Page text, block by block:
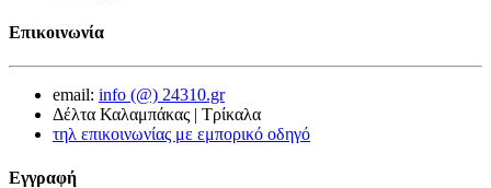
Επικοινωνία
email: info (@) 24310.gr
Δέλτα Καλαμπάκας | Τρίκαλα
τηλ επικοινωνίας με εμπορικό οδηγό
Εγγραφή